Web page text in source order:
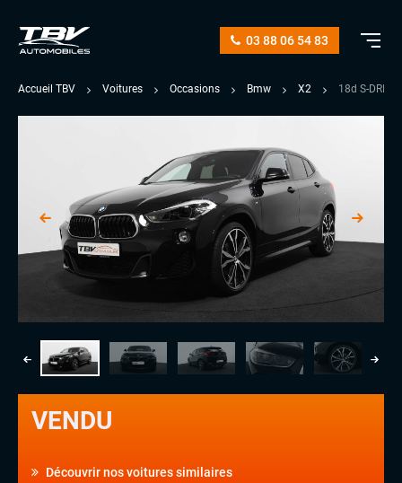
03 88 06 54 83
Accueil TBV Voitures Occasions Bmw X2 18d S-
VENDU
Découvrir nos voitures similaires